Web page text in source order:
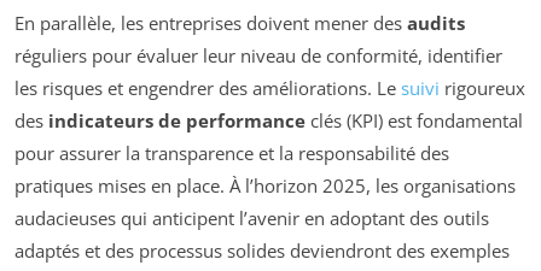
En parallèle, les entreprises doivent mener des audits
réguliers pour évaluer leur niveau de conformité, identifier
les risques et engendrer des améliorations. Le suivi rigoureux
des indicateurs de performance clés (KPI) est fondamental
pour assurer la transparence et la responsabilité des
pratiques mises en place. À l’horizon 2025, les organisations
audacieuses qui anticipent l’avenir en adoptant des outils
adaptés et des processus solides deviendront des exemples